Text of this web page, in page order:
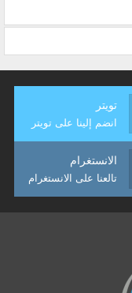
تويتر
انضم إلينا على تويتر
الانستغرام
تالعنا على الانستغرام